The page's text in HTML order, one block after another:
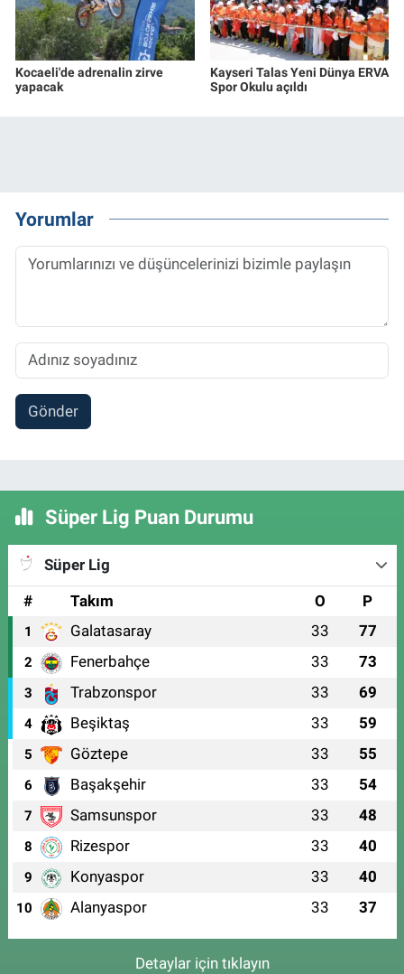
Kocaeli'de adrenalin zirve
yapacak
Kayseri Talas Yeni Dünya ERVA
Spor Okulu açıldı
Yorumlar
Gönder
Süper Lig Puan Durumu
Süper Lig
#
Takım O P
1 Galatasaray 33 77
2 Fenerbahçe 33 73
3 Trabzonspor 33 69
4 Beşiktaş 33 59
5 Göztepe 33 55
6 Başakşehir 33 54
7 Samsunspor 33 48
8 Rizespor 33 40
9 Konyaspor 33 40
10 Alanyaspor 33 37
Detaylar için tıklayın